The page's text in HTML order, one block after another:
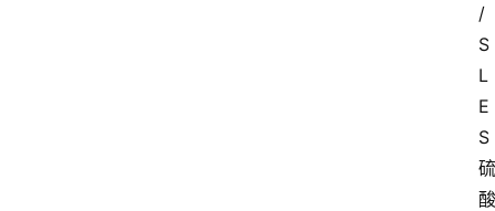
/
S
L
E
S
硫
酸